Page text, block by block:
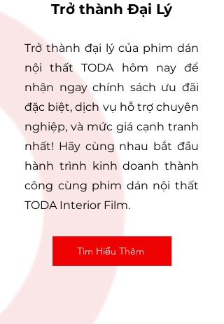
Trở thành Đại Lý
Trở thành đại lý của phim dán
nội thất TODA hôm nay để
nhận ngay chính sách ưu đãi
đặc biệt, dịch vụ hỗ trợ chuyên
nghiệp, và mức giá cạnh tranh
nhất! Hãy cùng nhau bắt đầu
hành trình kinh doanh thành
công cùng phim dán nội thất
TODA Interior Film.
Tìm Hiểu Thêm